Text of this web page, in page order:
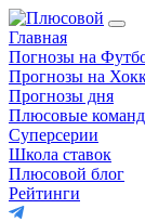
Главная
Погнозы на
Прогнозы на
Прогнозы дня
Плюсовые
Суперсерии
Школа ставок
Плюсовой блог
Рейтинги